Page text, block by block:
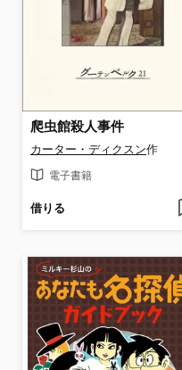
爬虫館殺人事件
カーター・ディクスン作
電子書籍
借りる